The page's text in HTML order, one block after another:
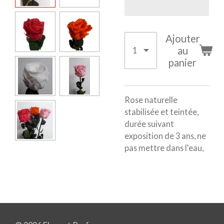
Ajouter
au
panier
Rose naturelle
stabilisée et teintée,
durée suivant
exposition de 3 ans, ne
pas mettre dans l'eau,